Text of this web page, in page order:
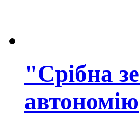
"Срібна
автономію